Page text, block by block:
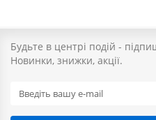
Будьте в центрі подій -
Новинки, знижки, акції.